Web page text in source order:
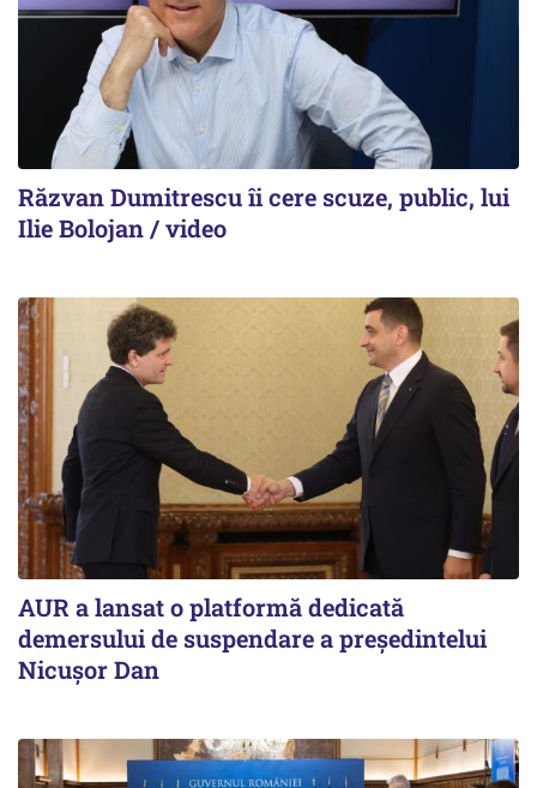
Răzvan Dumitrescu îi cere scuze, public, lui
Ilie Bolojan / video
AUR a lansat o platformă dedicată
demersului de suspendare a președintelui
Nicușor Dan